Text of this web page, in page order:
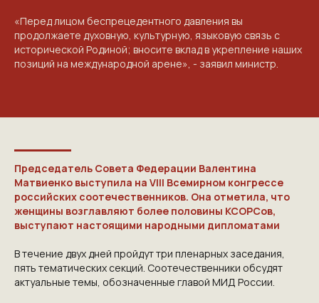
«Перед лицом беспрецедентного давления вы
продолжаете духовную, культурную, языковую связь с
исторической Родиной; вносите вклад в укрепление наших
позиций на международной арене», - заявил министр.
Председатель Совета Федерации Валентина
Матвиенко выступила на VIII Всемирном конгрессе
российских соотечественников. Она отметила, что
женщины возглавляют более половины КСОРСов,
выступают настоящими народными дипломатами
В течение двух дней пройдут три пленарных заседания,
пять тематических секций. Соотечественники обсудят
актуальные темы, обозначенные главой МИД России.
КОНТАКТЫ
В ПРОЕКТЕVICTORYDAY80.RU